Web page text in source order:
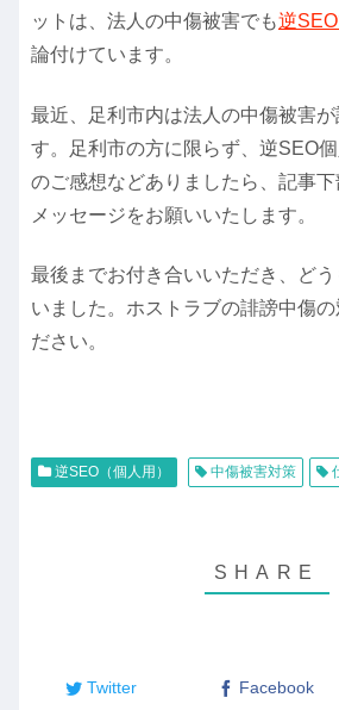
ットは、法人の中傷被害でも逆
論付けています。
最近、足利市内は法人の中傷被害が
す。足利市の方に限らず、逆SEO
のご感想などありましたら、記事下
メッセージをお願いいたします。
最後までお付き合いいただき、ど
いました。ホストラブの誹謗中傷の
ださい。
逆SEO（個人用） 中傷被害対策
Twitter Facebook